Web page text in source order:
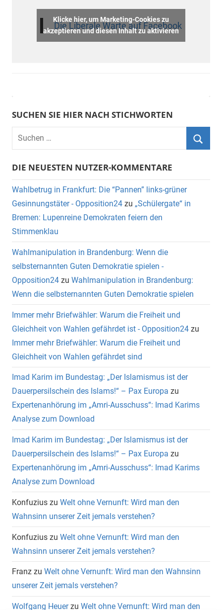
Die Liberale Warte auf Facebook
Klicke hier, um Marketing-Cookies zu
akzeptieren und diesen Inhalt zu aktivieren
SUCHEN SIE HIER NACH STICHWORTEN
DIE NEUESTEN NUTZER-KOMMENTARE
Wahlbetrug in Frankfurt: Die “Pannen” links-grüner
Gesinnungstäter - Opposition24 zu „Schülergate“ in
Bremen: Lupenreine Demokraten feiern den
Stimmenklau
Wahlmanipulation in Brandenburg: Wenn die
selbsternannten Guten Demokratie spielen -
Opposition24 zu Wahlmanipulation in Brandenburg:
Wenn die selbsternannten Guten Demokratie spielen
Immer mehr Briefwähler: Warum die Freiheit und
Gleichheit von Wahlen gefährdet ist - Opposition24 zu
Immer mehr Briefwähler: Warum die Freiheit und
Gleichheit von Wahlen gefährdet sind
Imad Karim im Bundestag: „Der Islamismus ist der
Dauerpersilschein des Islams!“ – Pax Europa zu
Expertenanhörung im „Amri-Ausschuss“: Imad Karims
Analyse zum Download
Imad Karim im Bundestag: „Der Islamismus ist der
Dauerpersilschein des Islams!“ – Pax Europa zu
Expertenanhörung im „Amri-Ausschuss“: Imad Karims
Analyse zum Download
Konfuzius zu Welt ohne Vernunft: Wird man den
Wahnsinn unserer Zeit jemals verstehen?
Konfuzius zu Welt ohne Vernunft: Wird man den
Wahnsinn unserer Zeit jemals verstehen?
Franz zu Welt ohne Vernunft: Wird man den Wahnsinn
unserer Zeit jemals verstehen?
Wolfgang Heuerzu Welt ohne Vernunft: Wird man den